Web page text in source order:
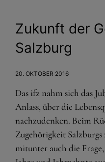
Zukunft der
Salzburg
20. OKTOBER 2016
Das ifz nahm sich das
Anlass, über die
nachzudenken. Beim
Zugehörigkeit
mitunter auch die